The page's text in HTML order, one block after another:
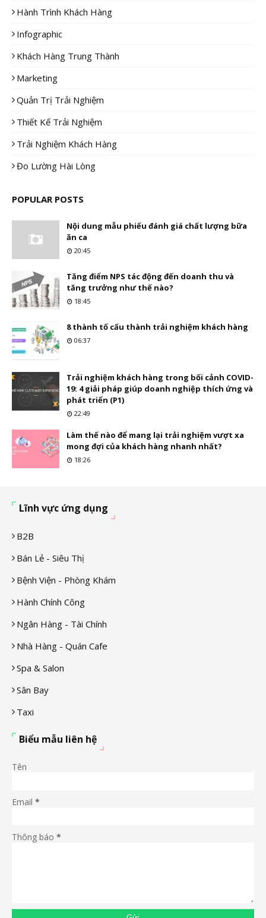
Hành Trình Khách Hàng
Infographic
Khách Hàng Trung Thành
Marketing
Quản Trị Trải Nghiệm
Thiết Kế Trải Nghiệm
Trải Nghiệm Khách Hàng
Đo Lường Hài Lòng
POPULAR POSTS
Nội dung mẫu phiếu đánh giá chất lượng bữa
ăn ca
20:45
Tăng điểm NPS tác động đến doanh thu và
tăng trưởng như thế nào?
18:45
8 thành tố cấu thành trải nghiệm khách hàng
06:37
Trải nghiệm khách hàng trong bối cảnh COVID-
19: 4 giải pháp giúp doanh nghiệp thích ứng và
phát triển (P1)
22:49
Làm thế nào để mang lại trải nghiệm vượt xa
mong đợi của khách hàng nhanh nhất?
18:26
Lĩnh vực ứng dụng
B2B
Bán Lẻ - Siêu Thị
Bệnh Viện - Phòng Khám
Hành Chính Công
Ngân Hàng - Tài Chính
Nhà Hàng - Quán Cafe
Spa & Salon
Sân Bay
Taxi
Biểu mẫu liên hệ
Tên
Email *
Thông báo *